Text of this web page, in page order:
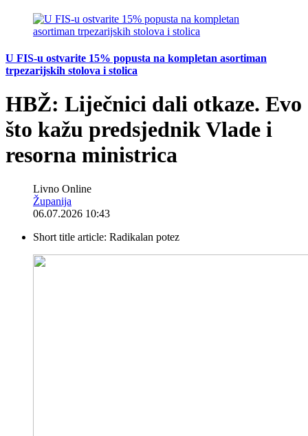
U FIS-u ostvarite 15% popusta na kompletan asortiman
trpezarijskih stolova i stolica
HBŽ: Liječnici dali otkaze. Evo
što kažu predsjednik Vlade i
resorna ministrica
Livno Online
Županija
06.07.2026 10:43
Short title article: Radikalan potez